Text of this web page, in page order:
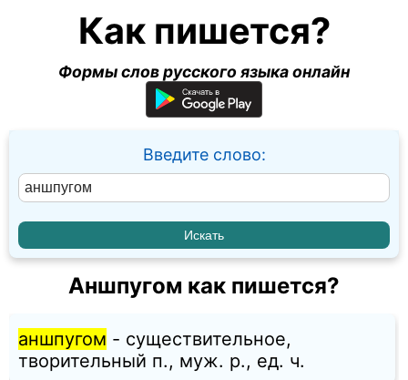
Как пишется?
Формы слов русского языка онлайн
Введите слово:
Аншпугом как пишется?
аншпугом - существительное,
творительный п., муж. p., ед. ч.